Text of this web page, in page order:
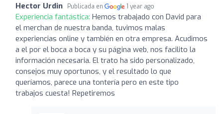
Hector Urdin Publicada en 1 year ago
Experiencia fantástica: Hemos trabajado con David para
el merchan de nuestra banda, tuvimos malas
experiencias online y también en otra empresa. Acudimos
a el por el boca a boca y su página web, nos facilito la
información necesaria. El trato ha sido personalizado,
consejos muy oportunos, y el resultado lo que
queríamos, parece una tontería pero en este tipo
trabajos cuesta! Repetiremos